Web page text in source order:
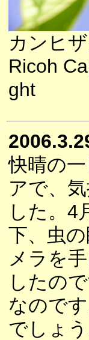
カンヒ
Ricoh
ght
快晴の
アで、
した。4
下、虫
メラを
したの
なので
でしょ